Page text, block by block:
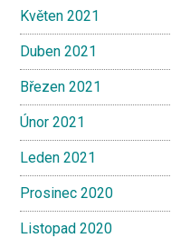
Květen 2021
Duben 2021
Březen 2021
Únor 2021
Leden 2021
Prosinec 2020
Listopad 2020